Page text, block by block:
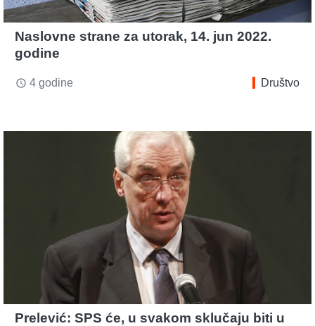
Naslovne strane za utorak, 14. jun 2022.
godine
access_time 4 godine Društvo
Prelević: SPS će, u svakom sklučaju biti u